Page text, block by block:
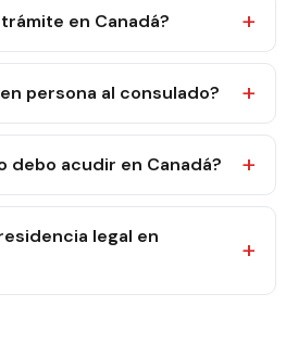
en Canadá?
persona al consulado?
debo acudir en Canadá?
legal en